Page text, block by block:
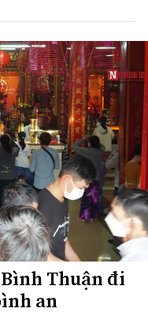
Thuận đi
an